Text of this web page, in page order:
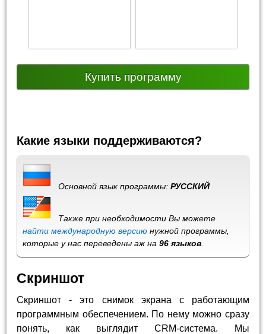
Купить программу
Какие языки поддерживаются?
Основной язык программы:РУССКИЙ
Также при необходимости Вы можете
найти международную версию нужной программы,
которые у нас переведены аж на96 языков
Скриншот
Скриншот - это снимок экрана с работающим
программным обеспечением. По нему можно сразу
понять, как выглядит CRM-система. Мы